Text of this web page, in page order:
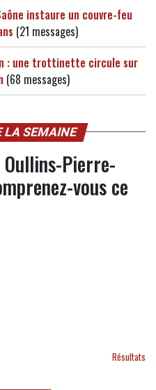
instaure un couvre-feu
(21 messages)
: une trottinette circule sur
(68 messages)
LA SEMAINE
Pierre-
vous ce
Résultats